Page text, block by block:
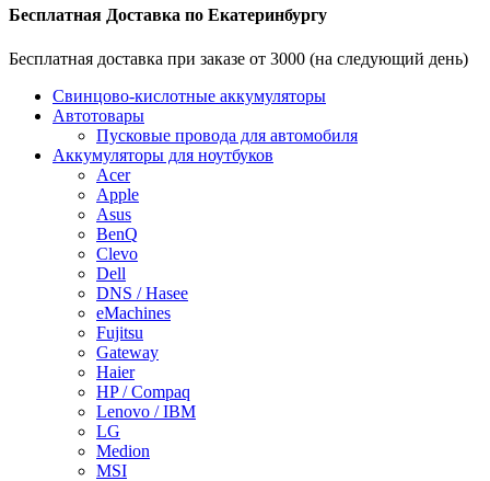
Бесплатная Доставка по Екатеринбургу
Бесплатная доставка при заказе от 3000 (на следующий день)
Cвинцово-кислотные аккумуляторы
Автотовары
Пусковые провода для автомобиля
Аккумуляторы для ноутбуков
Acer
Apple
Asus
BenQ
Clevo
Dell
DNS / Hasee
eMachines
Fujitsu
Gateway
Haier
HP / Compaq
Lenovo / IBM
LG
Medion
MSI